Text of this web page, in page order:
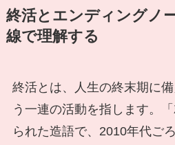
終活とエンディングノ
線で理解する
終活とは、人生の終末期に
う一連の活動を指します。
られた造語で、2010年代ご